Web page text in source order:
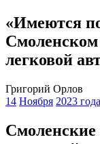
«Имеются
Смоленском
легковой
Григорий Орлов
14 Ноября 2023 года
Смоленские